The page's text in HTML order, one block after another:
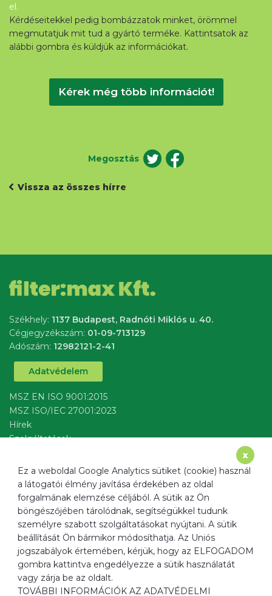
x
Ez a weboldal Google Analytics sütiket (cookie) használ
a látogatói élmény javítása érdekében az oldal
forgalmának elemzése céljából. A sütik az Ön
böngészőjében tárolódnak, segítségükkel tudunk
személyre szabott szolgáltatásokat nyújtani. A sütik
beállítását Ön bármikor módosíthatja. Az Uniós
jogszabályok értemében, kérjük, hogy az ELFOGADOM
gombra kattintva engedélyezze a sütik használatát
vagy zárja be az oldalt.
TOVÁBBI INFORMÁCIÓK AZ ADATVÉDELMI
el.
Kérdéseitekkel pedig bombázzatok minket, örömmel
megmutatjuk mit tud a gyártó terméke. Kattintsatok az
alábbi gombra és küldjük az információkat.
Kérek még több információt!
Vissza az összes hírre
Megosztás
Székhely: 1137 Budapest, Radnóti Miklós u. 40.
Cégjegyzékszám: 01-09-713129
Adószám: 12982121-2-41
Adatvédelem
MSZ EN ISO 9001:2015
MSZ ISO/IEC 27001:2023
Hírek
Szolgáltatások
Cím
1137 Budapest, Radnóti Miklós u. 40.
info@ﬁltermax.hu
Telefon
+36 20 520 0967
Weboldal
www.ﬁltermax.hu